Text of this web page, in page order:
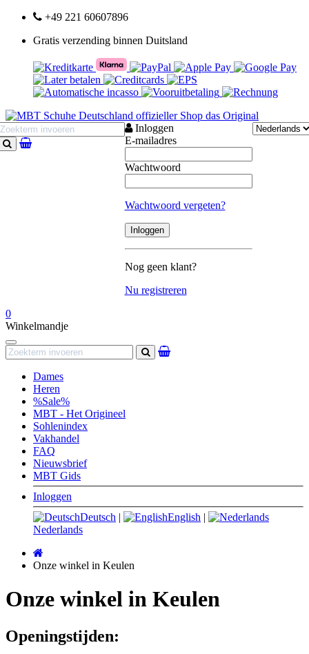
+49 221 60607896
Gratis verzending binnen Duitsland
Zoeken
Inloggen
E-mailadres
Wachtwoord
Wachtwoord vergeten?
Nog geen klant?
Nu registreren
0
Winkelmandje
Navigation
Zoeken
Dames
Heren
%Sale%
MBT - Het Origineel
Sohlenindex
Vakhandel
FAQ
Nieuwsbrief
MBT Gids
Inloggen
Deutsch | English |
Nederlands
Onze winkel in Keulen
Onze winkel in Keulen
Openingstijden: